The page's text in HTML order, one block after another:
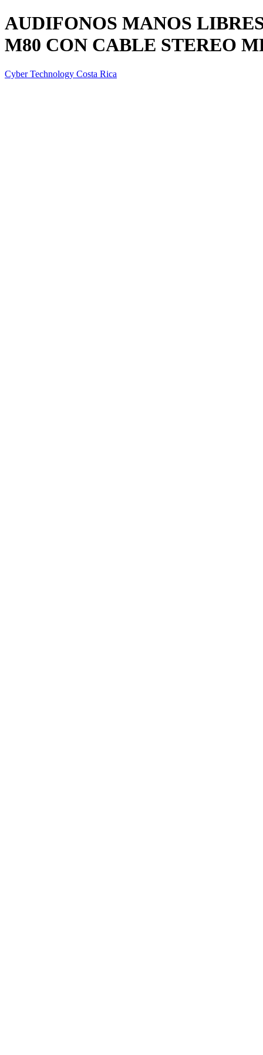
AUDIFONOS MANOS
M80 CON CABLE STEREO
Cyber Technology Costa Rica